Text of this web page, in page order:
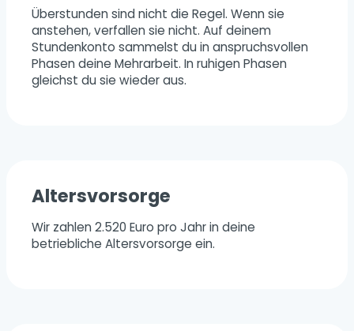
Überstunden sind nicht die Regel. Wenn sie
anstehen, verfallen sie nicht. Auf deinem
Stundenkonto sammelst du in anspruchsvollen
Phasen deine Mehrarbeit. In ruhigen Phasen
gleichst du sie wieder aus.
Altersvorsorge
Wir zahlen 2.520 Euro pro Jahr in deine
betriebliche Altersvorsorge ein.